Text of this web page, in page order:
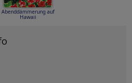
Abenddämmerung auf
Hawaii